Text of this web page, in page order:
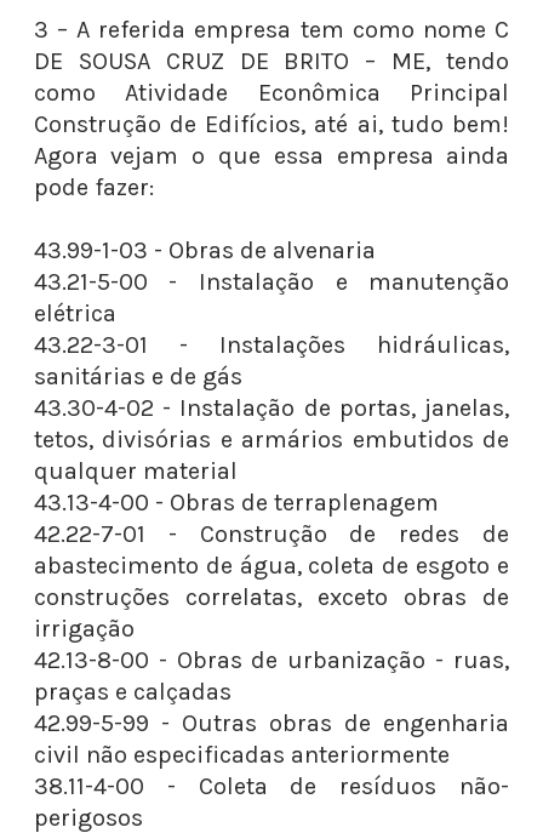
3 – A referida empresa tem como nome C
DE SOUSA CRUZ DE BRITO – ME, tendo
como Atividade Econômica Principal
Construção de Edifícios, até ai, tudo bem!
Agora vejam o que essa empresa ainda
pode fazer:
43.99-1-03 - Obras de alvenaria
43.21-5-00 - Instalação e manutenção
elétrica
43.22-3-01 - Instalações hidráulicas,
sanitárias e de gás
43.30-4-02 - Instalação de portas, janelas,
tetos, divisórias e armários embutidos de
qualquer material
43.13-4-00 - Obras de terraplenagem
42.22-7-01 - Construção de redes de
abastecimento de água, coleta de esgoto e
construções correlatas, exceto obras de
irrigação
42.13-8-00 - Obras de urbanização - ruas,
praças e calçadas
42.99-5-99 - Outras obras de engenharia
civil não especificadas anteriormente
38.11-4-00 - Coleta de resíduos não-
perigosos